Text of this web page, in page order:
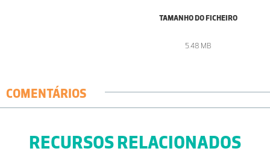
TAMANHO DO FICHEIRO
5.48 MB
COMENTÁRIOS
RECURSOS RELACIONADOS